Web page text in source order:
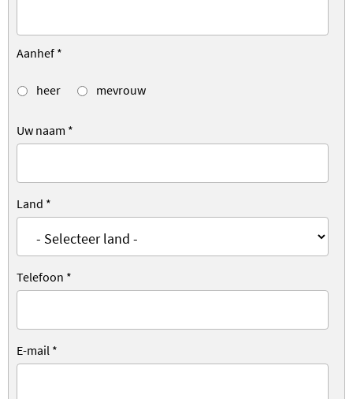
Aanhef *
heer mevrouw
Uw naam *
Land *
Telefoon *
E-mail *